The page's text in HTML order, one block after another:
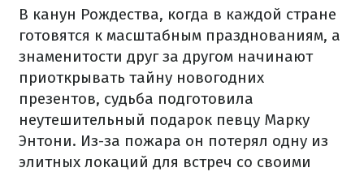
В канун Рождества, когда в каждой стране
готовятся к масштабным празднованиям, а
знаменитости друг за другом начинают
приоткрывать тайну новогодних
презентов, судьба подготовила
неутешительный подарок певцу Марку
Энтони. Из-за пожара он потерял одну из
элитных локаций для встреч со своими